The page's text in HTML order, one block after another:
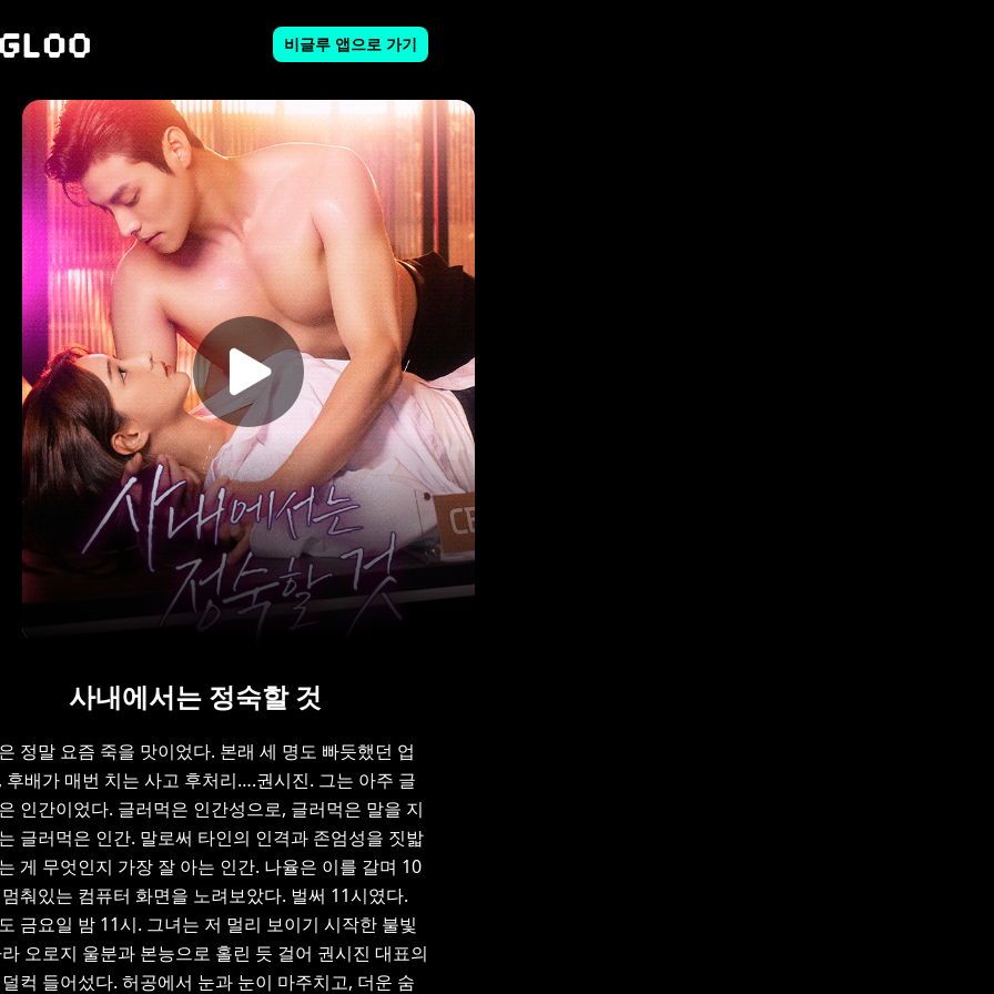
비글루 앱으로 가기
사내에서는 정숙할 것
정말 요즘 죽을 맛이었다. 본래 세 명도 빠듯했던 업
후배가 매번 치는 사고 후처리….권시진. 그는 아주 글
인간이었다. 글러먹은 인간성으로, 글러먹은 말을 지
글러먹은 인간. 말로써 타인의 인격과 존엄성을 짓밟
게 무엇인지 가장 잘 아는 인간. 나율은 이를 갈며 10
춰있는 컴퓨터 화면을 노려보았다. 벌써 11시였다.
금요일 밤 11시. 그녀는 저 멀리 보이기 시작한 불빛
오로지 울분과 본능으로 홀린 듯 걸어 권시진 대표의
컥 들어섰다. 허공에서 눈과 눈이 마주치고, 더운 숨